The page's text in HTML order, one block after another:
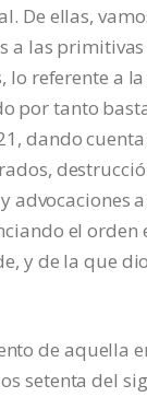
De ellas,
a las
lo referente a
por tanto
dando
advocaciones
el
y de la que
de aquella
setenta del